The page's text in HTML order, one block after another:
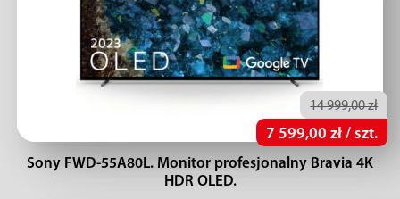
14 999,00 zł
7 599,00 zł / szt.
Sony FWD-55A80L. Monitor profesjonalny Bravia 4K
HDR OLED.